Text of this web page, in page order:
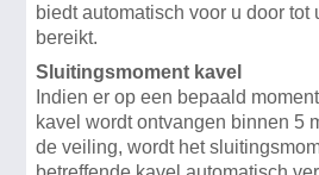
biedt automatisch voor u door tot
bereikt.
Sluitingsmoment kavel
Indien er op een bepaald
kavel wordt ontvangen binnen 5
de veiling, wordt het